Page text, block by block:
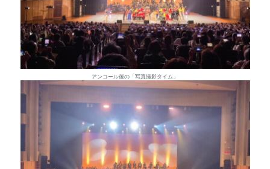
アンコール後の「写真撮影タイム」